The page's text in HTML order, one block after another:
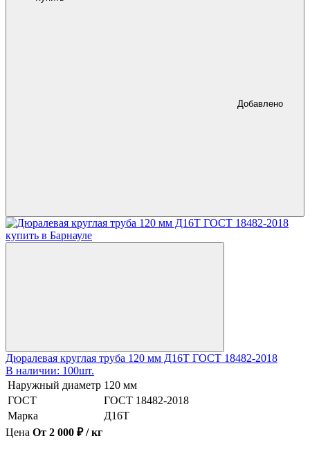
Добавлено
Дюралевая круглая труба 120 мм Д16Т ГОСТ 18482-2018
В наличии: 100шт.
Наружный диаметр 120 мм
ГОСТ
ГОСТ 18482-2018
Марка
Д16Т
Цена От 2 000 ₽ / кг